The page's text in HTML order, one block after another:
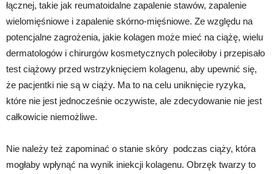
łącznej, takie jak reumatoidalne zapalenie stawów, zapalenie
wielomięśniowe i zapalenie skórno-mięśniowe. Ze względu na
potencjalne zagrożenia, jakie kolagen może mieć na ciążę, wielu
dermatologów i chirurgów kosmetycznych poleciłoby i przepisało
test ciążowy przed wstrzyknięciem kolagenu, aby upewnić się,
że pacjentki nie są w ciąży. Ma to na celu uniknięcie ryzyka,
które nie jest jednocześnie oczywiste, ale zdecydowanie nie jest
całkowicie niemożliwe.
Nie należy też zapominać o stanie skóry podczas ciąży, która
mogłaby wpłynąć na wynik iniekcji kolagenu. Obrzęk twarzy to